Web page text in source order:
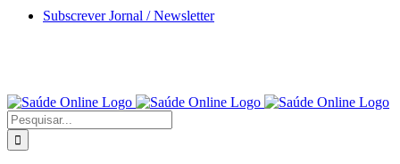
Skip
Subscrever Jornal / Newsletter
Pesquisar